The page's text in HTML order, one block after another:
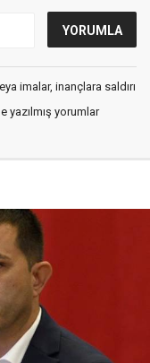
imalar, inançlara saldırı
yazılmış yorumlar